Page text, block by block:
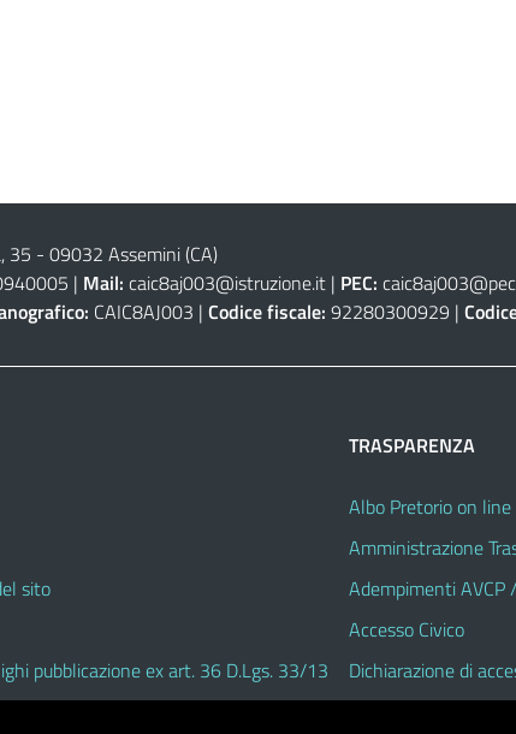
35 - 09032 Assemini (CA)
| Mail: caic8aj003@istruzione.it| PEC:
CAIC8AJ003 | Codice fiscale: 92280300929 |
sito
pubblicazione ex art. 36 D.Lgs. 33/13
TRASPARENZA
Albo Pretorio on line
Amministrazione
Adempimenti AVCP
Accesso Civico
Dichiarazione di